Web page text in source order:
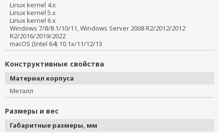
Linux kernel 4.x
Linux kernel 5.x
Linux kernel 6.x
Windows 7/8/8.1/10/11, Windows Server 2008 R2/2012/2012
R2/2016/2019/2022
macOS (Intel 64) 10.1x/11/12/13
Конструктивные свойства
Материал корпуса
Металл
Размеры и вес
Габаритные размеры, мм